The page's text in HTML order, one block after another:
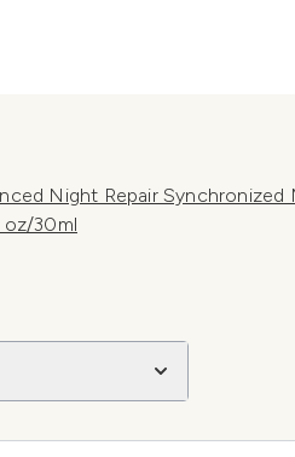
Night Repair Synchronized
oz/30ml